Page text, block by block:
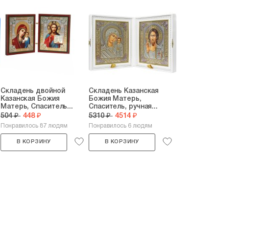
Складень двойной
Казанская Божия
Матерь, Спаситель...
504 ₽ 448 ₽
Понравилось 87 людям
В КОРЗИНУ
Складень Казанская
Божия Матерь,
Спаситель, ручная...
5310 ₽ 4514 ₽
Понравилось 6 людям
В КОРЗИНУ